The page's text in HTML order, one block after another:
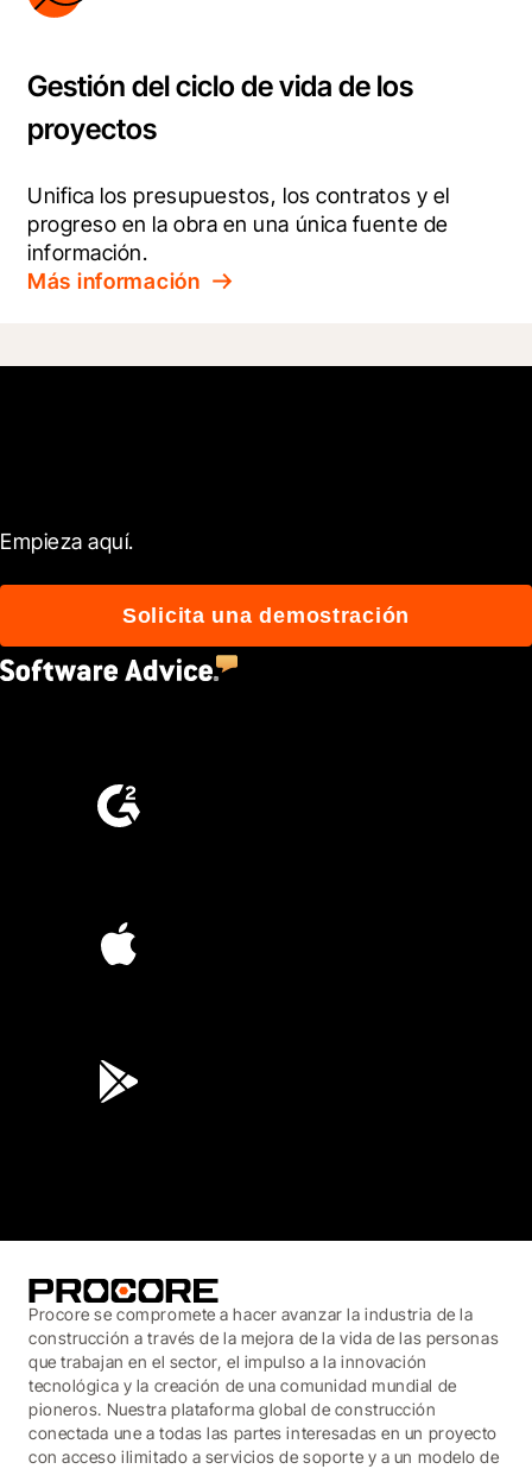
Gestión del ciclo de vida de los
proyectos
Unifica los presupuestos, los contratos y el
progreso en la obra en una única fuente de
información.
Más información
Empieza aquí.
Solicita una demostración
Procore se compromete a hacer avanzar la industria de la
construcción a través de la mejora de la vida de las personas
que trabajan en el sector, el impulso a la innovación
tecnológica y la creación de una comunidad mundial de
pioneros. Nuestra plataforma global de construcción
conectada une a todas las partes interesadas en un proyecto
con acceso ilimitado a servicios de soporte y a un modelo de